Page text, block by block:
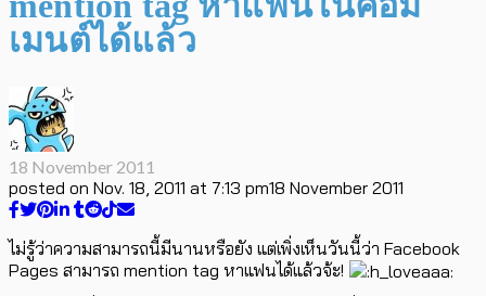
เมนต์ได้แล้ว
18 November 2011
posted on Nov. 18, 2011 at 7:13 pm18 November 2011
ไม่รู้ว่าความสามารถนี้มีนานหรือยัง แต่เพิ่งเห็นวันนี้ว่า Facebook
Pages สามารถ mention tag หาแฟนได้แล้วจ้ะ!